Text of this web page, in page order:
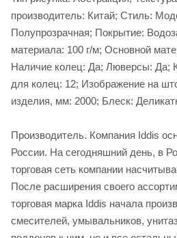
производитель: Китай; Стиль:
Полупрозрачная; Покрытие:
материала: 100 г/м; Основной
Наличие колец: Да; Люверсы: Да;
для колец: 12; Изображение на
изделия, мм: 2000; Блеск:
Производитель. Компания Iddis
России. На сегодняшний день, в
торговая сеть компании
После расширения своего
торговая марка Iddis начала
смесителей, умывальников,